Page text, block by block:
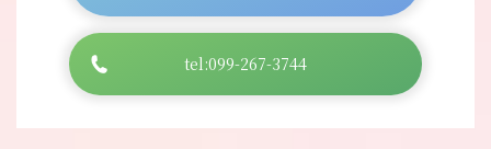
tel:099-267-3744